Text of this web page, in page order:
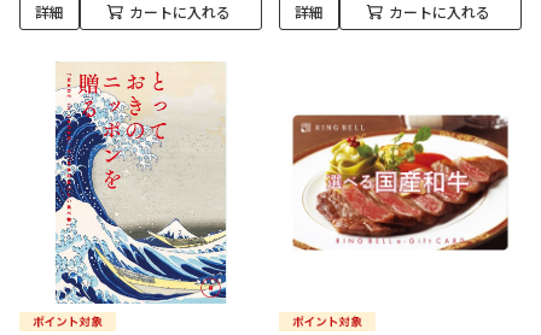
詳細 カートに入れる 詳細 カートに入れる